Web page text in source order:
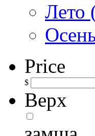
Лето
Price
$
Верх